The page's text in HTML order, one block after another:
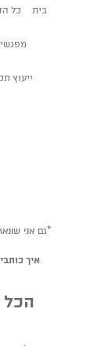
בית כל
ייעוץ
*גם אני
איך
הכל